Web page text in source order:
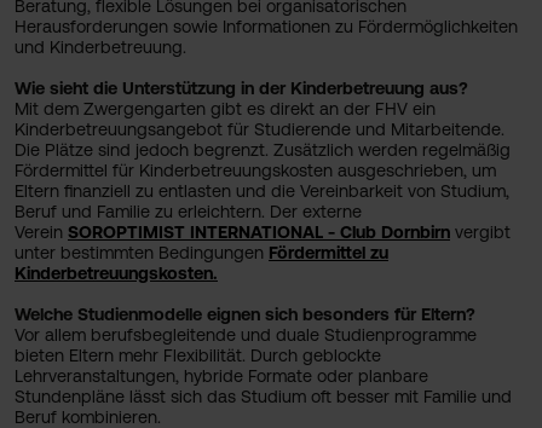
Beratung, flexible Lösungen bei organisatorischen
Herausforderungen sowie Informationen zu Fördermöglichkeiten
und Kinderbetreuung.
Wie sieht die Unterstützung in der Kinderbetreuung aus?
Mit dem Zwergengarten gibt es direkt an der FHV ein
Kinderbetreuungsangebot für Studierende und Mitarbeitende.
Die Plätze sind jedoch begrenzt. Zusätzlich werden regelmäßig
Fördermittel für Kinderbetreuungskosten ausgeschrieben, um
Eltern finanziell zu entlasten und die Vereinbarkeit von Studium,
Beruf und Familie zu erleichtern. Der externe
Verein SOROPTIMIST INTERNATIONAL - Club Dornbirn vergibt
unter bestimmten Bedingungen Fördermittel zu
Kinderbetreuungskosten.
Welche Studienmodelle eignen sich besonders für Eltern?
Vor allem berufsbegleitende und duale Studienprogramme
bieten Eltern mehr Flexibilität. Durch geblockte
Lehrveranstaltungen, hybride Formate oder planbare
Stundenpläne lässt sich das Studium oft besser mit Familie und
Beruf kombinieren.